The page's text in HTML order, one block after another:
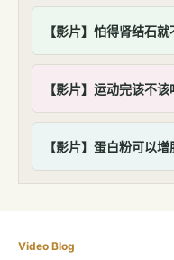
【影片】怕得肾结石就
【影片】运动完该不该
【影片】蛋白粉可以增
Video Blog